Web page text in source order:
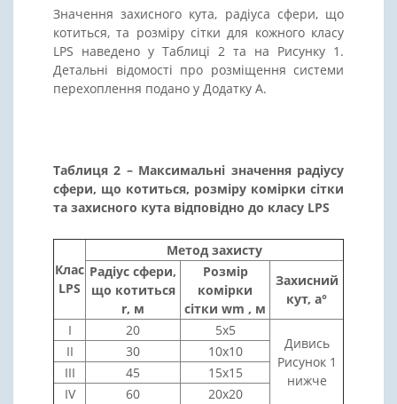
Значення захисного кута, радіуса сфери, що
котиться, та розміру сітки для кожного класу
LPS наведено у Таблиці 2 та на Рисунку 1.
Детальні відомості про розміщення системи
перехоплення подано у Додатку А.
Таблиця 2 – Максимальні значення радіусу
сфери, що котиться, розміру комірки сітки
та захисного кута відповідно до класу LPS
Клас
LPS
Метод захисту
Радіус сфери,
що котиться
r, м
Розмір
комірки
сітки wm , м
Захисний
кут, а°
I
20 5х5
Дивись
Рисунок 1
нижче
II 30
10х10
III
45
15х15
IV
60 20х20